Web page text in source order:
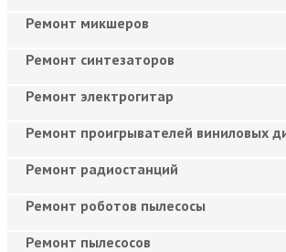
Ремонт микшеров
Ремонт синтезаторов
Ремонт электрогитар
Ремонт проигрывателей виниловых
Ремонт радиостанций
Ремонт роботов пылесосы
Ремонт пылесосов